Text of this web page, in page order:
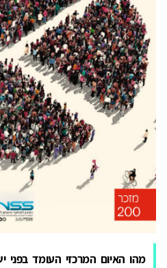
מהו האיום המרכזי העומד בפני